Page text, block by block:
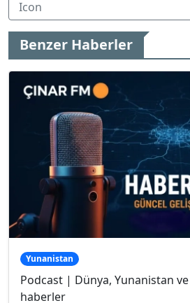
Benzer Haberler
Yunanistan
Podcast | Dünya, Yunanistan ve
haberler